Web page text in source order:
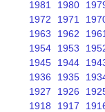
1981
1980
1972
1971
1963
1962 1961
1954
1953
1945
1944
1936
1935
1927
1926
1918
1917